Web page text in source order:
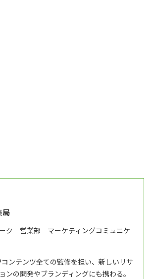
局
ク 営業部 マーケティングコミュニケ
ンテンツ全ての監修を担い、新しいリサ
ンの開発やブランディングにも携わる。